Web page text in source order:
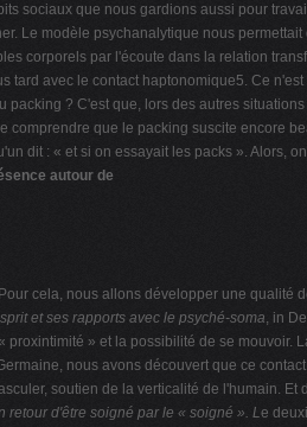
sociaux que nous gardions aussi pour
Le modèle psychanalytique nous
corporels par l'écoute dans la relation
avec le contact haptonomique5. Ce
? C'est que, lors des autres
que le packing suscite encore
dit : « et si on essayait les packs ». Alors,
autour de
cela, nous allons développer une
et ses rapports avec le psyché-soma, in
» et la possibilité de se
nous avons découvert que ce
soutien de la verticalité de l'humain.
retour d'être soigné par le « soigné ». Le